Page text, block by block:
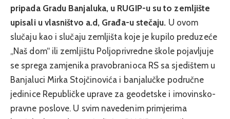
pripada Gradu Banjaluka, u RUGIP-u su to zemljište
upisali u vlasništvo a.d, Građa-u stečaju. U ovom
slučaju kao i slučaju zemljišta koje je kupilo preduzeće
„Naš dom“ ili zemljištu Poljoprivredne škole pojavljuje
se sprega zamjenika pravobranioca RS sa sjedištem u
Banjaluci Mirka Stojčinovića i banjalučke područne
jedinice Republičke uprave za geodetske i imovinsko-
pravne poslove. U svim navedenim primjerima